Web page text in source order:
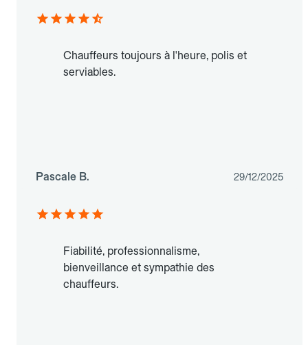
Chauffeurs toujours à l'heure, polis et
serviables.
Pascale B. 29/12/2025
Fiabilité, professionnalisme,
bienveillance et sympathie des
chauffeurs.